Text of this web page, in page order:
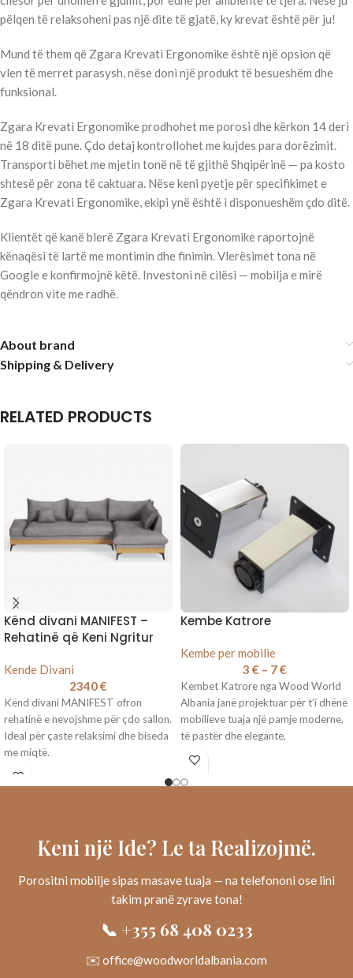
pëlqen të relaksoheni pas një dite të gjatë, ky krevat është për ju!
Mund të them që Zgara Krevati Ergonomike është një opsion që
vlen të merret parasysh, nëse doni një produkt të besueshëm dhe
funksional.
Zgara Krevati Ergonomike prodhohet me porosi dhe kërkon 14 deri
në 18 ditë pune. Çdo detaj kontrollohet me kujdes para dorëzimit.
Transporti bëhet me mjetin tonë në të gjithë Shqipërinë — pa kosto
shtesë për zona të caktuara. Nëse keni pyetje për specifikimet e
Zgara Krevati Ergonomike, ekipi ynë është i disponueshëm çdo ditë.
Klientët që kanë blerë Zgara Krevati Ergonomike raportojnë
kënaqësi të lartë me montimin dhe finimin. Vlerësimet tona në
Google e konfirmojnë këtë. Investoni në cilësi — mobilja e mirë
qëndron vite me radhë.
About brand
Shipping & Delivery
RELATED PRODUCTS
Kënd divani MANIFEST –
Rehatinë që Keni Ngritur
Kende Divani
2340€
Kënd divani MANIFEST ofron
rehatinë e nevojshme për çdo sallon.
Ideal për çaste relaksimi dhe biseda
me miqtë.
Kembe Katrore
Kembe per mobilie
3 € – 7€
Kembet Katrore nga Wood World
Albania janë projektuar për t’i dhënë
mobilieve tuaja një pamje moderne,
të pastër dhe elegante,
Keni një Ide? Le ta Realizojmë.
Porositni mobilje sipas masave tuaja — na telefononi ose lini
takim pranë zyrave tona!
📞 +355 68 408 0233
✉️ office@woodworldalbania.com